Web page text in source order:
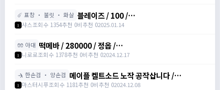
☄️ 표창 ・ 불릿 ・ 화살 블레이즈 / 100 /
https://open.kakao.com/o/sNwKGyah
1 샤스조회수 1354추천 0비추천 02025.01.14
🧤 아대 떡메바 / 280000 / 정옵 /
https://open.kakao.com/o/sUXaXC5g
1 니로로조회수 1378추천 0비추천 02024.12.17
🤺 한손검 ・ 양손검 메이플 켈트소드 노작 공작삽니다 /
3000000
1 마스터시푸조회수 1181추천 0비추천 02024.12.08